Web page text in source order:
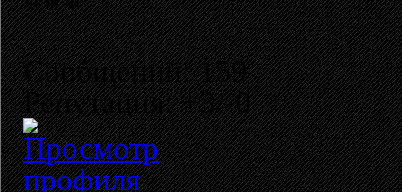
Сообщений: 159
Репутация: +3/-0